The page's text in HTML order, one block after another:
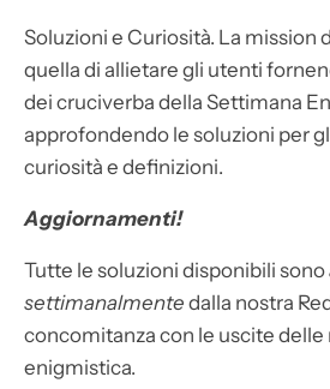
Soluzioni e Curiosità. La mission
quella di allietare gli utenti
dei cruciverba della Settimana
approfondendo le soluzioni per
curiosità e definizioni.
Aggiornamenti!
Tutte le soluzioni disponibili sono
settimanalmente dalla nostra
concomitanza con le uscite
enigmistica.